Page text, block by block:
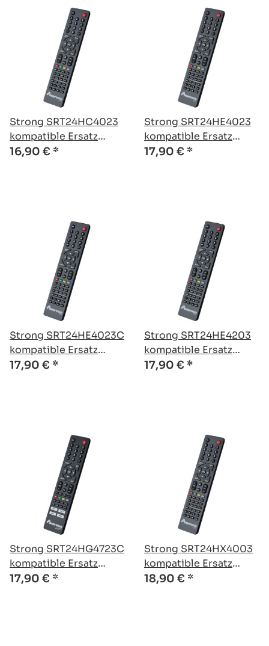
Strong SRT24HC4023
kompatible Ersatz
Fernbedienung
16,90 € *
Strong SRT24HE4023
kompatible Ersatz
Fernbedienung
17,90 € *
Strong SRT24HE4023C
kompatible Ersatz
Fernbedienung
17,90 € *
Strong SRT24HE4203
kompatible Ersatz
Fernbedienung
17,90 € *
Strong SRT24HG4723C
kompatible Ersatz
Fernbedienung
17,90 € *
Strong SRT24HX4003
kompatible Ersatz
Fernbedienung
18,90 € *